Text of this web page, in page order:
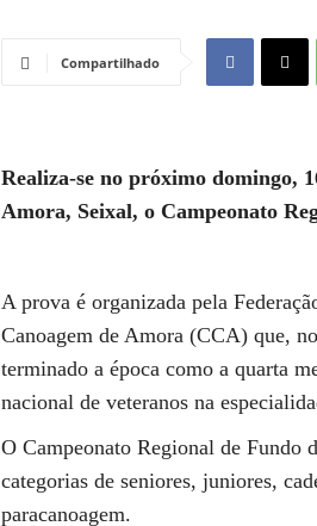
Compartilhado
Realiza-se no próximo domingo,
Amora, Seixal, o Campeonato
A prova é organizada pela
Canoagem de Amora (CCA) que,
terminado a época como a quarta
nacional de veteranos na
O Campeonato Regional de Fundo
categorias de seniores, juniores,
paracanoagem.